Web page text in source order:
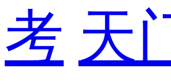
考 天